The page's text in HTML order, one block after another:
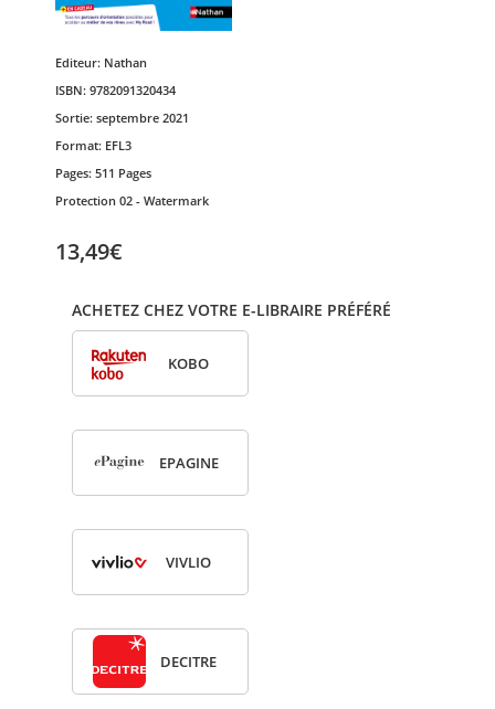
Editeur: Nathan
ISBN: 9782091320434
Sortie: septembre 2021
Format: EFL3
Pages: 511 Pages
Protection 02 - Watermark
13,49€
ACHETEZ CHEZ VOTRE E-LIBRAIRE PRÉFÉRÉ
KOBO
EPA­GINE
VIV­LIO
DECITRE